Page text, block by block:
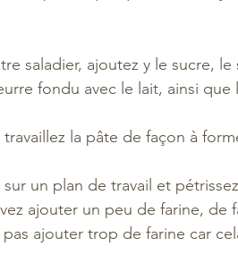
saladier, ajoutez y le sucre,
fondu avec le lait, ainsi
la pâte de façon à
un plan de travail et
ajouter un peu de farine, de
ajouter trop de farine car